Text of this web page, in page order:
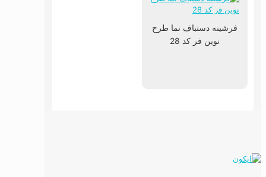
فرشینه دستباف نما طرح
نوین فر کد 28